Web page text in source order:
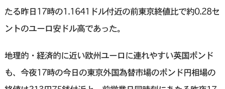
たる昨日17時の1.1641ドル付近の前東京終値比で約0.28セ
ントのユーロ安ドル高であった。
地理的・経済的に近い欧州ユーロに連れやすい英国ポンド
も、今夜17時の今日の東京外国為替市場のポンド円相場の